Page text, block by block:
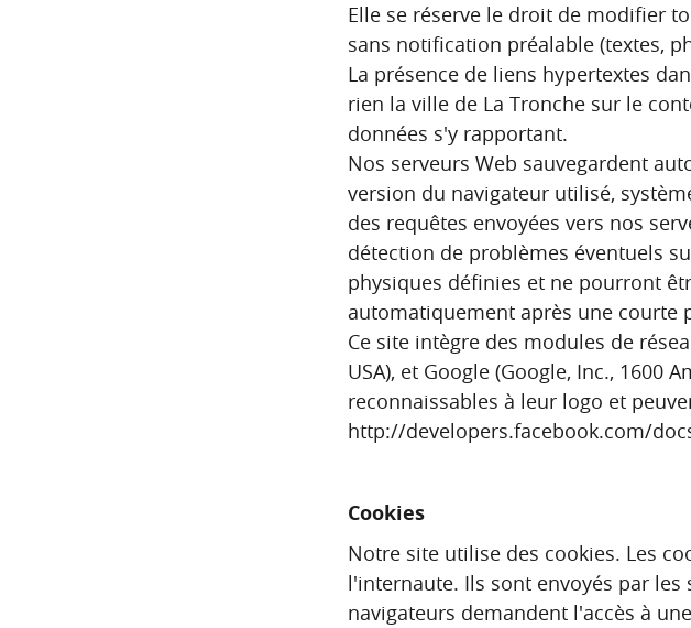
Elle se réserve le droit de modifier
sans notification préalable (textes,
La présence de liens hypertextes
rien la ville de La Tronche sur le
données s'y rapportant.
Nos serveurs Web sauvegardent
version du navigateur utilisé,
des requêtes envoyées vers nos
détection de problèmes éventuels
physiques définies et ne pourront
automatiquement après une courte
Ce site intègre des modules de
USA), et Google (Google, Inc., 1600
reconnaissables à leur logo et
http://developers.facebook.com/
Cookies
Notre site utilise des cookies. Les
l'internaute. Ils sont envoyés par les
navigateurs demandent l'accès à